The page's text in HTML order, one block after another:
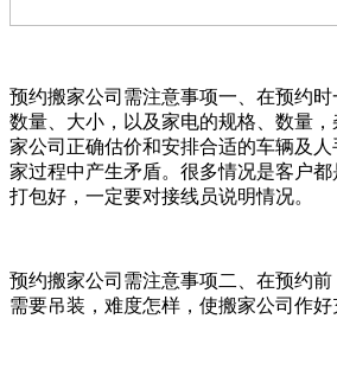
预约搬家公司需注意事项一、在预约
数量、大小，以及家电的规格、数量
家公司正确估价和安排合适的车辆及
家过程中产生矛盾。很多情况是客户
打包好，一定要对接线员说明情况。
预约搬家公司需注意事项二、在预约
需要吊装，难度怎样，使搬家公司作好